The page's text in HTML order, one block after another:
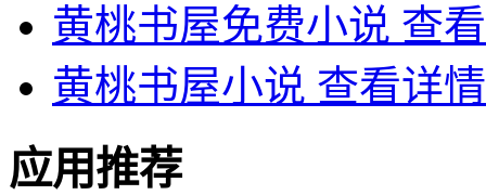
黄桃书屋免费小说 查
黄桃书屋小说 查看详情
应用推荐